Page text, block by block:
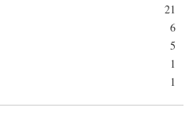
21
6
5
1
1